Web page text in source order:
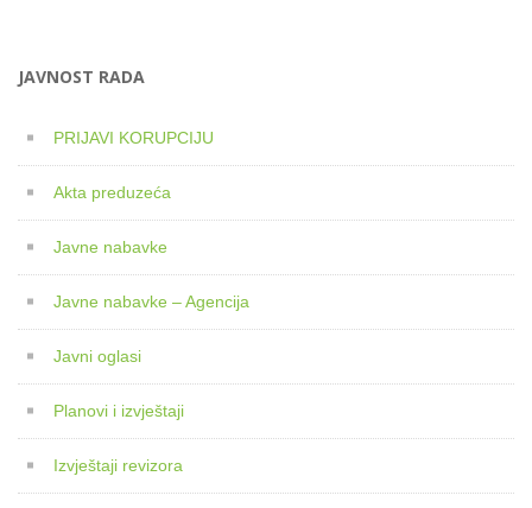
JAVNOST RADA
PRIJAVI KORUPCIJU
Akta preduzeća
Javne nabavke
Javne nabavke – Agencija
Javni oglasi
Planovi i izvještaji
Izvještaji revizora